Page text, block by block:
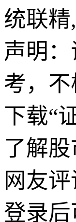
统联精
声明
考，
下载“
了解
网友
登录